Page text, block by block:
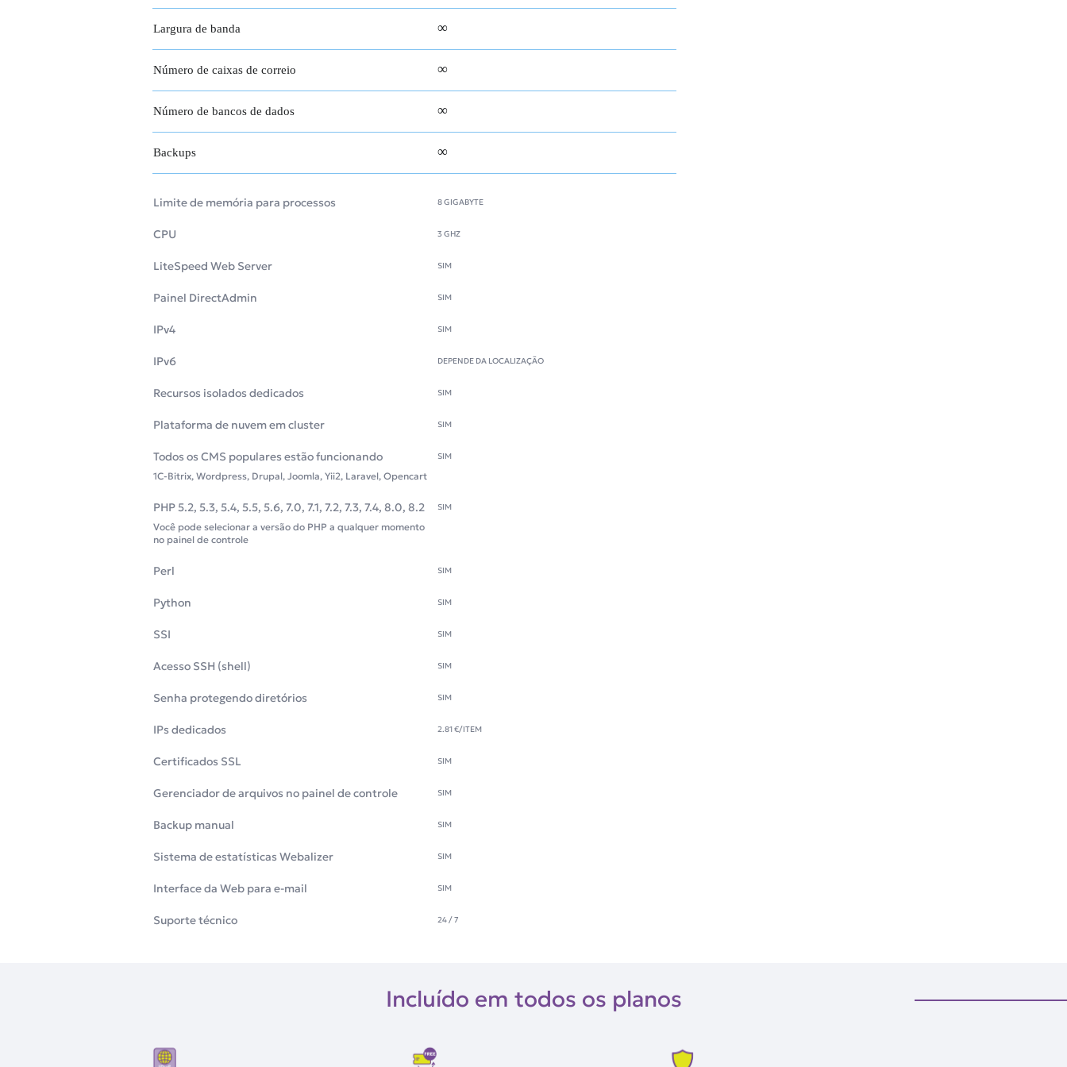
Largura de banda ∞
Número de caixas de correio ∞
Número de bancos de dados ∞
Backups ∞
Limite de memória para processos 8 GIGABYTE
CPU 3 GHZ
LiteSpeed Web Server SIM
Painel DirectAdmin SIM
IPv4 SIM
IPv6 DEPENDE DA LOCALIZAÇÃO
Recursos isolados dedicados SIM
Plataforma de nuvem em cluster SIM
Todos os CMS populares estão funcionando
1C-Bitrix, Wordpress, Drupal, Joomla, Yii2, Laravel, Opencart
SIM
PHP 5.2, 5.3, 5.4, 5.5, 5.6, 7.0, 7.1, 7.2, 7.3, 7.4, 8.0, 8.2
Você pode selecionar a versão do PHP a qualquer momento
no painel de controle
SIM
Perl SIM
Python SIM
SSI SIM
Acesso SSH (shell) SIM
Senha protegendo diretórios SIM
IPs dedicados 2.81 €/ITEM
Certificados SSL SIM
Gerenciador de arquivos no painel de controle SIM
Backup manual SIM
Sistema de estatísticas Webalizer SIM
Interface da Web para e-mail SIM
Suporte técnico 24 / 7
Incluído em todos os planos